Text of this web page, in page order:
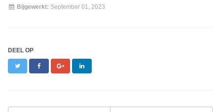
Bijgewerkt: September 01, 2023
DEEL OP
Twitter FacebookGoogle+